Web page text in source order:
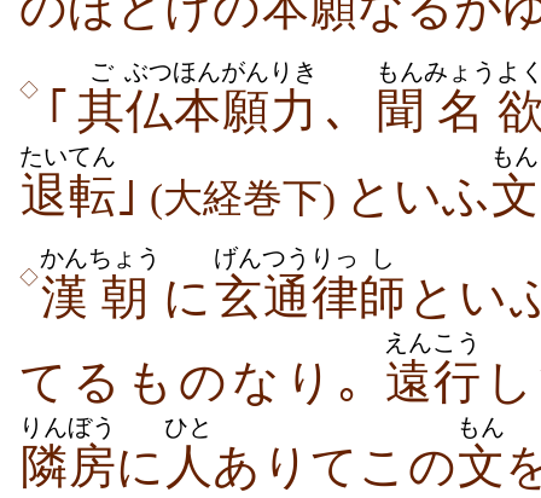
◇ ｢ 其
ご
仏
ぶつ
本願
ほんがん
力
りき
､ 聞
もん
名
みょう よ
退転
たいてん
｣ (大経巻下) といふ文
もん
◇漢
かん
朝
ちょう
に玄通
げんつう
律
りっ
師
し
とい
てるものなり｡ 遠
えん
行
こう
隣房
りんぼう
に 人
ひと
ありてこの文
もん